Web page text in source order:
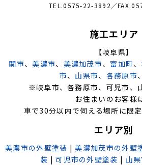
TEL.0575-22-3892／
施工エリア
【岐阜県】
関市、美濃市、 美濃加茂市、 富加町、
市、 山県市、 各務原市
※岐阜市、各務原市、可児市、
お住まいのお客様
車で30分以内で伺える場所に限定
エリア別
美濃市の外壁塗装 |美濃加茂市の外壁
装 |可児市の外壁塗装 | 山